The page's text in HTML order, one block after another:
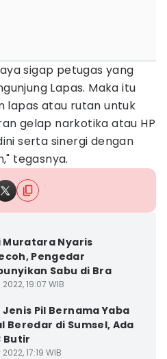
sigap petugas yang
Lapas. Maka itu
lapas atau rutan untuk
gelap narkotika atau HP
serta sinergi dengan
tegasnya.
Muratara Nyaris
Pengedar
Sabu di Bra
19:07 WIB
Jenis Pil Bernama Yaba
Beredar di Sumsel, Ada
Butir
17:19 WIB